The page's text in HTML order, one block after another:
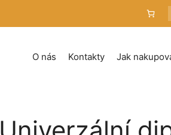
O nás Kontakty Jak